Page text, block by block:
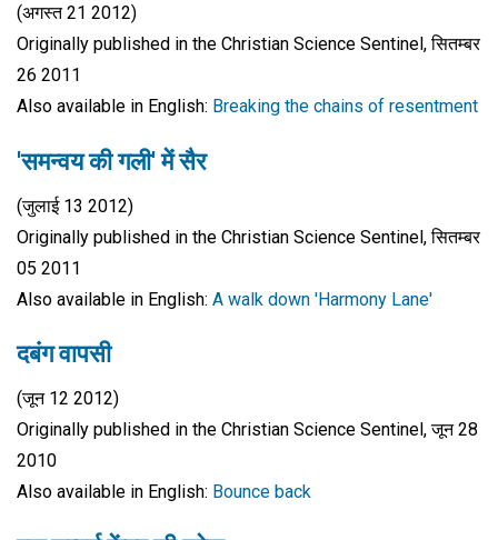
(अगस्त 21 2012)
Originally published in the Christian Science Sentinel, सितम्बर
26 2011
Also available in English: Breaking the chains of resentment
'समन्वय की गली' में सैर
(जुलाई 13 2012)
Originally published in the Christian Science Sentinel, सितम्बर
05 2011
Also available in English: A walk down 'Harmony Lane'
दबंग वापसी
(जून 12 2012)
Originally published in the Christian Science Sentinel, जून 28
2010
Also available in English: Bounce back